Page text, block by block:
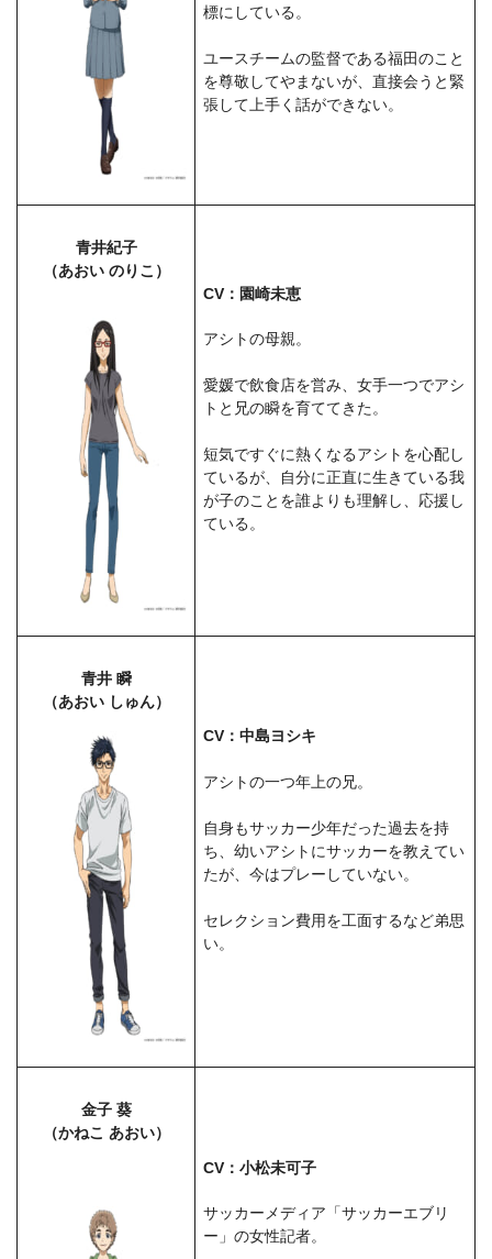
標にしている。
ユースチームの監督である福田のこと
を尊敬してやまないが、直接会うと緊
張して上手く話ができない。
青井紀子
（あおい のりこ）
CV：園崎未恵
アシトの母親。
愛媛で飲食店を営み、女手一つでアシ
トと兄の瞬を育ててきた。
短気ですぐに熱くなるアシトを心配し
ているが、自分に正直に生きている我
が子のことを誰よりも理解し、応援し
ている。
青井 瞬
（あおい しゅん）
CV：中島ヨシキ
アシトの一つ年上の兄。
自身もサッカー少年だった過去を持
ち、幼いアシトにサッカーを教えてい
たが、今はプレーしていない。
セレクション費用を工面するなど弟思
い。
金子 葵
（かねこ あおい）
CV：小松未可子
サッカーメディア「サッカーエブリ
ー」の女性記者。